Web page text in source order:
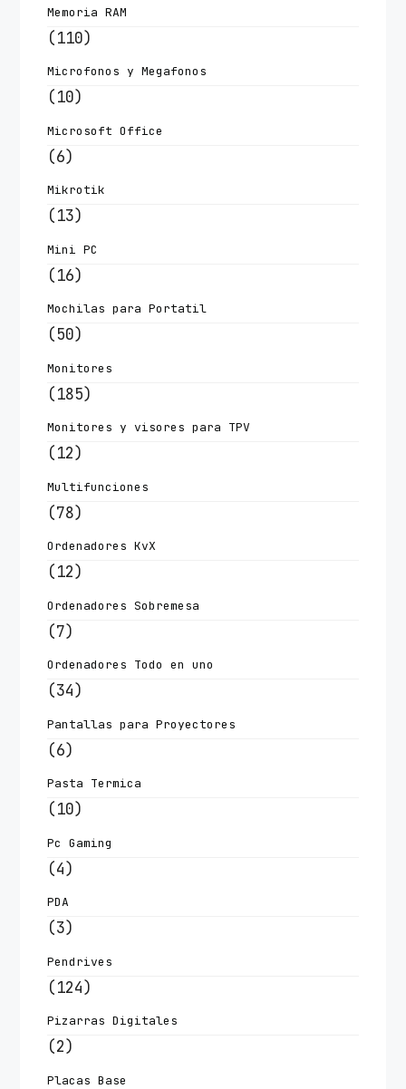
Memoria RAM
(110)
Microfonos y Megafonos
(10)
Microsoft Office
(6)
Mikrotik
(13)
Mini PC
(16)
Mochilas para Portatil
(50)
Monitores
(185)
Monitores y visores para TPV
(12)
Multifunciones
(78)
Ordenadores KvX
(12)
Ordenadores Sobremesa
(7)
Ordenadores Todo en uno
(34)
Pantallas para Proyectores
(6)
Pasta Termica
(10)
Pc Gaming
(4)
PDA
(3)
Pendrives
(124)
Pizarras Digitales
(2)
Placas Base